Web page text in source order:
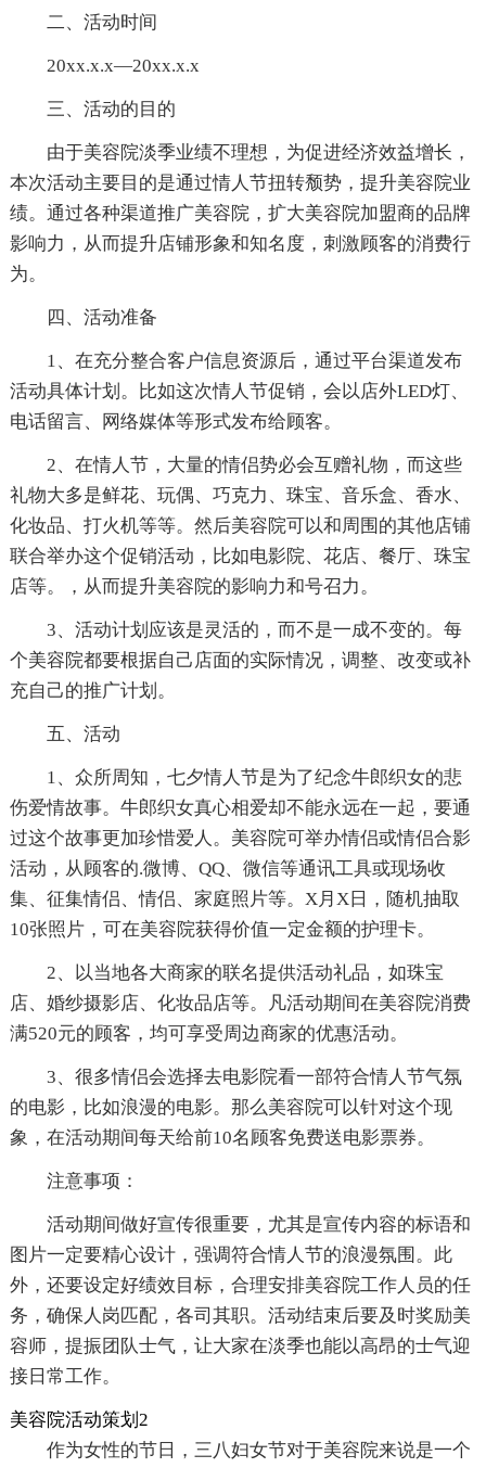
二、活动时间
20xx.x.x—20xx.x.x
三、活动的目的
由于美容院淡季业绩不理想，为促进经济效益增长，
本次活动主要目的是通过情人节扭转颓势，提升美容院业
绩。通过各种渠道推广美容院，扩大美容院加盟商的品牌
影响力，从而提升店铺形象和知名度，刺激顾客的消费行
为。
四、活动准备
1、在充分整合客户信息资源后，通过平台渠道发布
活动具体计划。比如这次情人节促销，会以店外LED灯、
电话留言、网络媒体等形式发布给顾客。
2、在情人节，大量的情侣势必会互赠礼物，而这些
礼物大多是鲜花、玩偶、巧克力、珠宝、音乐盒、香水、
化妆品、打火机等等。然后美容院可以和周围的其他店铺
联合举办这个促销活动，比如电影院、花店、餐厅、珠宝
店等。，从而提升美容院的影响力和号召力。
3、活动计划应该是灵活的，而不是一成不变的。每
个美容院都要根据自己店面的实际情况，调整、改变或补
充自己的推广计划。
五、活动
1、众所周知，七夕情人节是为了纪念牛郎织女的悲
伤爱情故事。牛郎织女真心相爱却不能永远在一起，要通
过这个故事更加珍惜爱人。美容院可举办情侣或情侣合影
活动，从顾客的.微博、QQ、微信等通讯工具或现场收
集、征集情侣、情侣、家庭照片等。X月X日，随机抽取
10张照片，可在美容院获得价值一定金额的护理卡。
2、以当地各大商家的联名提供活动礼品，如珠宝
店、婚纱摄影店、化妆品店等。凡活动期间在美容院消费
满520元的顾客，均可享受周边商家的优惠活动。
3、很多情侣会选择去电影院看一部符合情人节气氛
的电影，比如浪漫的电影。那么美容院可以针对这个现
象，在活动期间每天给前10名顾客免费送电影票券。
注意事项：
活动期间做好宣传很重要，尤其是宣传内容的标语和
图片一定要精心设计，强调符合情人节的浪漫氛围。此
外，还要设定好绩效目标，合理安排美容院工作人员的任
务，确保人岗匹配，各司其职。活动结束后要及时奖励美
容师，提振团队士气，让大家在淡季也能以高昂的士气迎
接日常工作。
美容院活动策划2
作为女性的节日，三八妇女节对于美容院来说是一个